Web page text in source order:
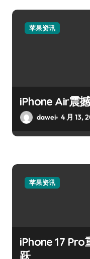
苹果资讯
iPhone Air震
dawei 4 月 13,
苹果资讯
iPhone 17
跃